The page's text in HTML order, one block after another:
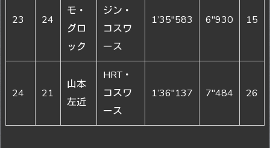
23 24
モ・
グロ
ック
ジン・
コスワ
ース
1’35"583 6"930 15
24 21
山本
左近
HRT・
コスワ
ース
1’36"137 7"484 26